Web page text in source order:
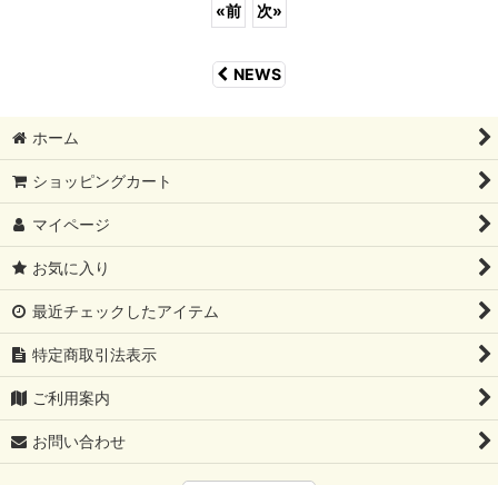
«前 次»
NEWS
ホーム
ショッピングカート
マイページ
お気に入り
最近チェックしたアイテム
特定商取引法表示
ご利用案内
お問い合わせ